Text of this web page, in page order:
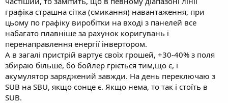
графіка страшна сітка (смикання) навантаження, при
цьому по графіку виробітки на вході з панелей все
набагато плавніше за рахунок коригувань і
перенаправлення енергії інвертором.
А в загалі пристрій вартує своїх грошей, +30-40% з поля
збираю більше, бо бойлер гріється тим,що є, і
акумулятор заряджений завжди. На день переключаю з
SUB на SBU, якщо сонце є. Якщо нема, то так і стоїть в
SUB.